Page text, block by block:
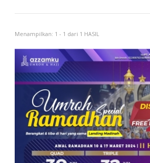
Menampilkan: 1 - 1 dari 1 HASIL